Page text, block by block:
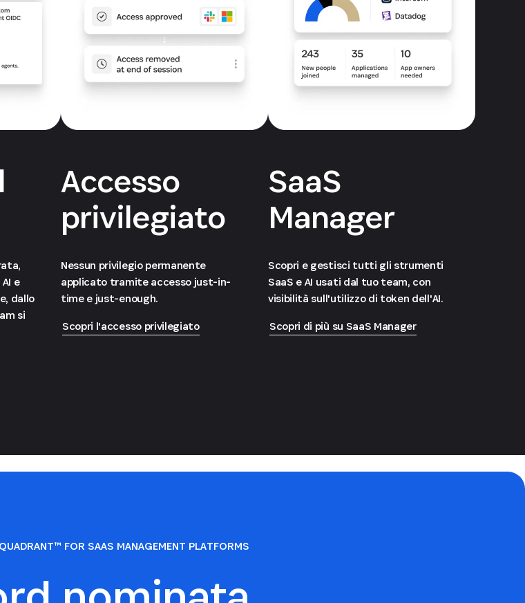
e
dallo
si
Accesso
privilegiato
Nessun privilegio permanente
applicato tramite accesso just-in-
time e just-enough.
Scopri l'accesso privilegiato
SaaS
Manager
Scopri e gestisci tutti gli strumenti
SaaS e AI usati dal tuo team, con
visibilità sull'utilizzo di token dell'AI.
Scopri di più su SaaS Manager
FOR SAAS MANAGEMENT PLATFORMS